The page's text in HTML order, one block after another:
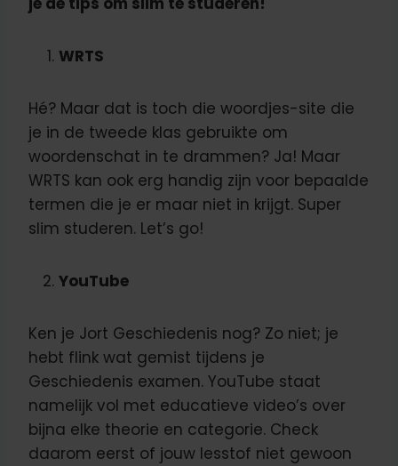
WRTS
Hé? Maar dat is toch die woordjes-site die
je in de tweede klas gebruikte om
woordenschat in te drammen? Ja! Maar
WRTS kan ook erg handig zijn voor bepaalde
termen die je er maar niet in krijgt. Super
slim studeren. Let’s go!
YouTube
Ken je Jort Geschiedenis nog? Zo niet; je
hebt flink wat gemist tijdens je
Geschiedenis examen. YouTube staat
namelijk vol met educatieve video’s over
bijna elke theorie en categorie. Check
daarom eerst of jouw lesstof niet gewoon